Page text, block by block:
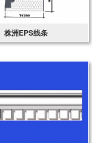
株洲EPS线条